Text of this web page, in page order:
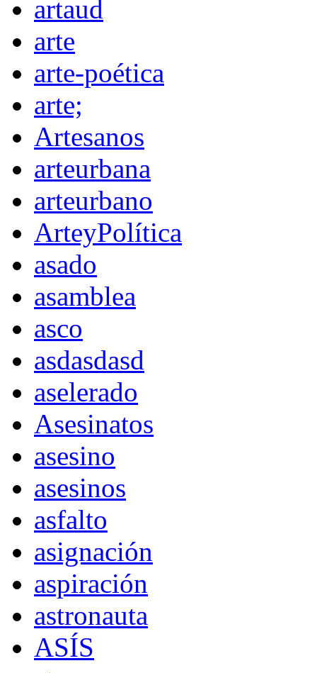
artaud
arte
arte-poética
arte;
Artesanos
arteurbana
arteurbano
ArteyPolítica
asado
asamblea
asco
asdasdasd
aselerado
Asesinatos
asesino
asesinos
asfalto
asignación
aspiración
astronauta
ASÍS